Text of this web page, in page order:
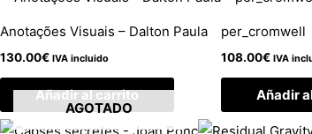
Anotações Visuais – Dalton Paula
130.00€ IVA incluido
Añadir al carrito
per_cromwell
108.00€ IVA
Añadir
AGOTADO